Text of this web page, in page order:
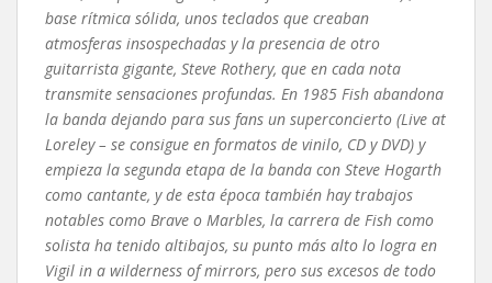
base rítmica sólida, unos teclados que creaban
atmosferas insospechadas y la presencia de otro
guitarrista gigante, Steve Rothery, que en cada nota
transmite sensaciones profundas. En 1985 Fish abandona
la banda dejando para sus fans un superconcierto (Live at
Loreley – se consigue en formatos de vinilo, CD y DVD) y
empieza la segunda etapa de la banda con Steve Hogarth
como cantante, y de esta época también hay trabajos
notables como Brave o Marbles, la carrera de Fish como
solista ha tenido altibajos, su punto más alto lo logra en
Vigil in a wilderness of mirrors, pero sus excesos de todo